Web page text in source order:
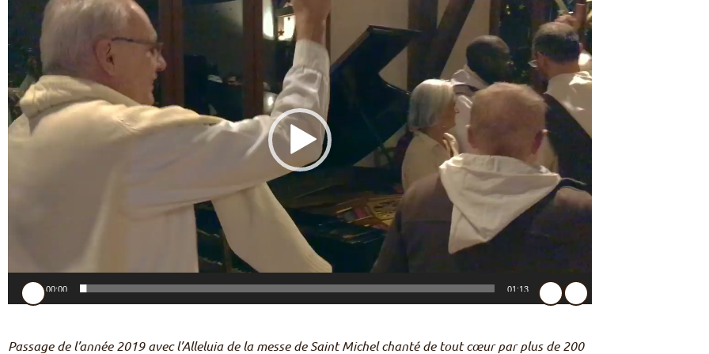
vidéo
00:00 01:13
Passage de l’année 2019 avec l’Alleluia de la messe de Saint Michel chanté de tout cœur par plus de 200